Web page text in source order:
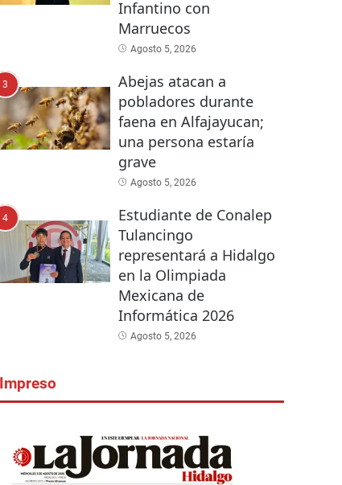
Infantino con
Marruecos
Agosto 5, 2026
3
Abejas atacan a
pobladores durante
faena en Alfajayucan;
una persona estaría
grave
Agosto 5, 2026
4
Estudiante de Conalep
Tulancingo
representará a Hidalgo
en la Olimpiada
Mexicana de
Informática 2026
Agosto 5, 2026
Impreso